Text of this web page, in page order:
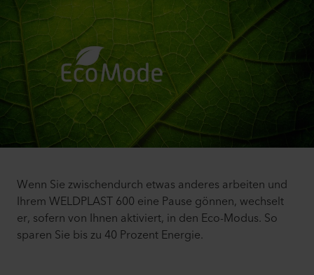
Wenn Sie zwischendurch etwas anderes arbeiten und
Ihrem WELDPLAST 600 eine Pause gönnen, wechselt
er, sofern von Ihnen aktiviert, in den Eco-Modus. So
sparen Sie bis zu 40 Prozent Energie.